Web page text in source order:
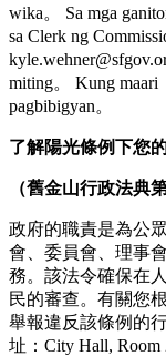
wika。 Sa mga
sa Clerk ng
miting。 Kung maari
pagbibigyan。
了解陽光條例下您
（舊金山行政法典
政府的職責是為公
會、委員會、理事
務。該法令確保在
民的審查。有關您
舉報違反該條例的
址：City Hall, Room